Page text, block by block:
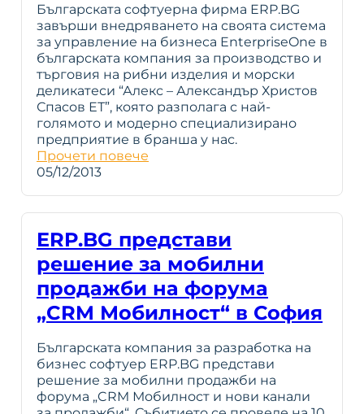
Българската софтуерна фирма ERP.BG
завърши внедряването на своята система
за управление на бизнеса EnterpriseOne в
българската компания за производство и
търговия на рибни изделия и морски
деликатеси “Алекс – Александър Христов
Спасов ЕТ”, която разполага с най-
голямото и модерно специализирано
предприятие в бранша у нас.
Прочети повече
05/12/2013
ERP.BG представи
решение за мобилни
продажби на форума
„CRM Мобилност“ в София
Българската компания за разработка на
бизнес софтуер ERP.BG представи
решение за мобилни продажби на
форума „CRM Мобилност и нови канали